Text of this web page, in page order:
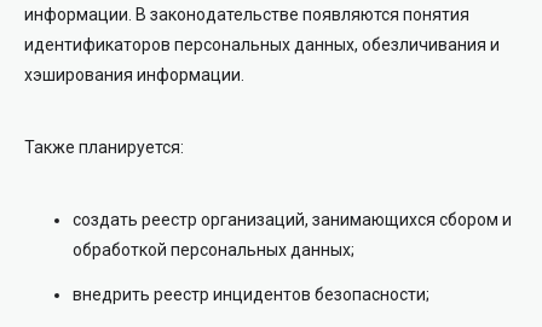
информации. В законодательстве появляются понятия
идентификаторов персональных данных, обезличивания и
хэширования информации.
Также планируется:
создать реестр организаций, занимающихся сбором и
обработкой персональных данных;
внедрить реестр инцидентов безопасности;